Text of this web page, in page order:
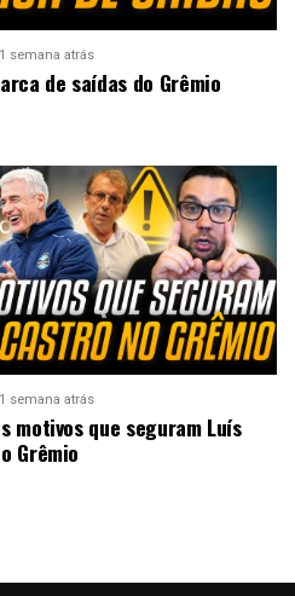
1 semana atrás
de saídas do Grêmio
1 semana atrás
motivos que seguram Luís
Grêmio